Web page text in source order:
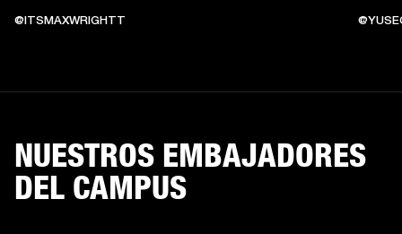
@ITSMAXWRIGHTT
NUESTROS EMBAJADORES
DEL CAMPUS